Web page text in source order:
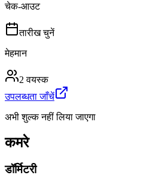
चेक-आउट
तारीख चुनें
मेहमान
2 वयस्क
उपलब्धता जाँचें
अभी शुल्क नहीं लिया जाएगा
कमरे
डॉर्मिटरी